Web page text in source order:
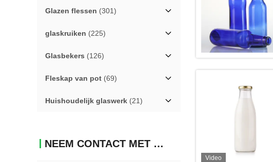
Glazen flessen (301)
glaskruiken (225)
Glasbekers (126)
Fleskap van pot (69)
Huishoudelijk glaswerk (21)
NEEM CONTACT MET ONS OP
Video